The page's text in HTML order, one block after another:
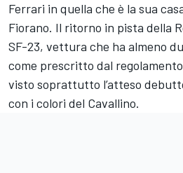
Ferrari in quella che è la sua
Fiorano. Il ritorno in pista della
SF-23, vettura che ha almeno
come prescritto dal
visto soprattutto l’atteso
con i colori del Cavallino.